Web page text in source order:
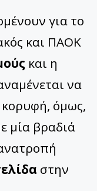
για το
και ΠΑΟΚ
και η
να
κορυφή, όμως,
μία βραδιά
στην